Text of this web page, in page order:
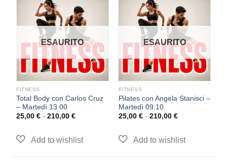
ESAURITO
FITNESS
Total Body con Carlos Cruz
– Martedì 13:00
25,00€ - 210,00€
ESAURITO
FITNESS
Pilates con Angela Stanisci –
Martedì 09:10
25,00 € - 210,00 €